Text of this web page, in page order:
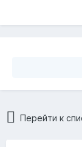
Перейти к